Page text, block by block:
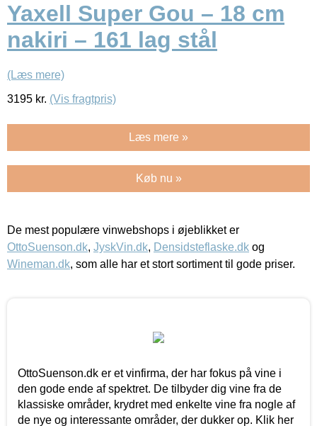
Yaxell Super Gou – 18 cm
nakiri – 161 lag stål
(Læs mere)
3195 kr. (Vis fragtpris)
Læs mere »
Køb nu »
De mest populære vinwebshops i øjeblikket er
OttoSuenson.dk, JyskVin.dk, Densidsteflaske.dk og
Wineman.dk, som alle har et stort sortiment til gode priser.
OttoSuenson.dk er et vinfirma, der har fokus på vine i
den gode ende af spektret. De tilbyder dig vine fra de
klassiske områder, krydret med enkelte vine fra nogle af
de nye og interessante områder, der dukker op. Klik her